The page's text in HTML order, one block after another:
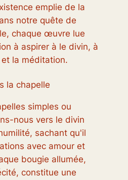
emplie de la
notre quête de
chaque œuvre lue
à aspirer à le divin, à
la méditation.
la chapelle
simples ou
nous vers le divin
sachant qu'il
avec amour et
bougie allumée,
constitue une